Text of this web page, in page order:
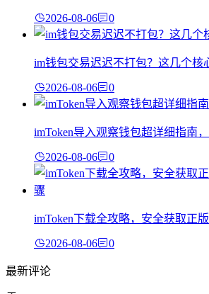
2026-08-06 0
im钱包交易迟迟不打包？这几个核
2026-08-06 0
imToken导入观察钱包超详细指南
2026-08-06 0
imToken下载全攻略，安全获取正
2026-08-06 0
最新评论